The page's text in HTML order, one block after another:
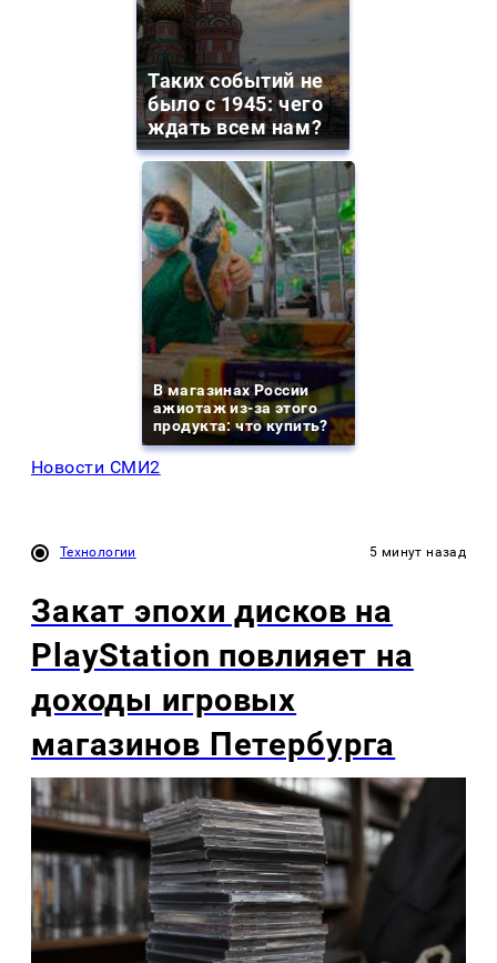
Таких событий не
было с 1945: чего
ждать всем нам?
В магазинах России
ажиотаж из-за этого
продукта: что купить?
Новости СМИ2
Технологии 5 минут назад
Закат эпохи дисков на
PlayStation повлияет на
доходы игровых
магазинов Петербурга